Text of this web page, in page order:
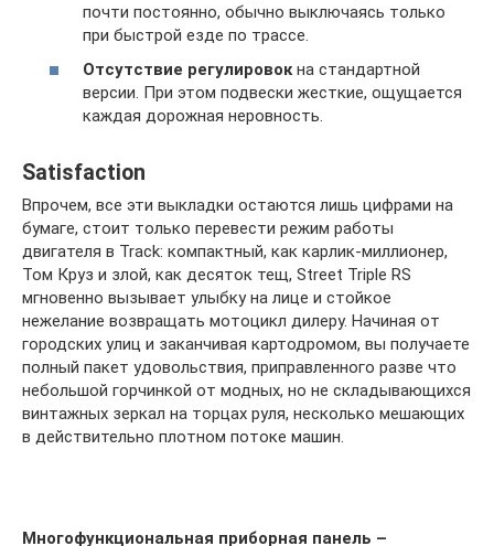
почти постоянно, обычно выключаясь только
при быстрой езде по трассе.
Отсутствие регулировокна стандартной
версии. При этом подвески жесткие, ощущается
каждая дорожная неровность.
Satisfaction
Впрочем, все эти выкладки остаются лишь цифрами на
бумаге, стоит только перевести режим работы
двигателя в Track: компактный, как карлик-миллионер,
Том Круз и злой, как десяток тещ, Street Triple RS
мгновенно вызывает улыбку на лице и стойкое
нежелание возвращать мотоцикл дилеру. Начиная от
городских улиц и заканчивая картодромом, вы получаете
полный пакет удовольствия, приправленного разве что
небольшой горчинкой от модных, но не складывающихся
винтажных зеркал на торцах руля, несколько мешающих
в действительно плотном потоке машин.
Многофункциональная приборная панель –